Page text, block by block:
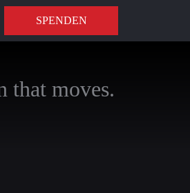
SPENDEN
that moves.